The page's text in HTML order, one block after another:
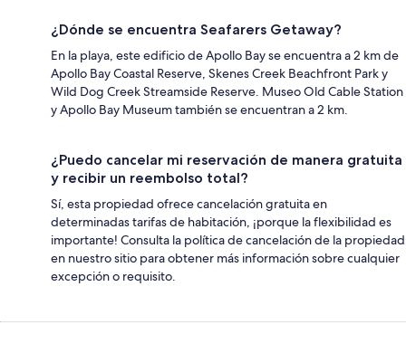
¿Dónde se encuentra Seafarers Getaway?
En la playa, este edificio de Apollo Bay se encuentra a 2 km de
Apollo Bay Coastal Reserve, Skenes Creek Beachfront Park y
Wild Dog Creek Streamside Reserve. Museo Old Cable Station
y Apollo Bay Museum también se encuentran a 2 km.
¿Puedo cancelar mi reservación de manera gratuita
y recibir un reembolso total?
Sí, esta propiedad ofrece cancelación gratuita en
determinadas tarifas de habitación, ¡porque la flexibilidad es
importante! Consulta la política de cancelación de la propiedad
en nuestro sitio para obtener más información sobre cualquier
excepción o requisito.